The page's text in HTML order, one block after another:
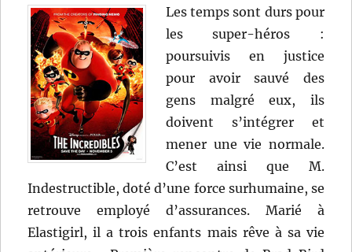
Les temps sont durs pour
les super-héros :
poursuivis en justice
pour avoir sauvé des
gens malgré eux, ils
doivent s’intégrer et
mener une vie normale.
C’est ainsi que M.
Indestructible, doté d’une force surhumaine, se
retrouve employé d’assurances. Marié à
Elastigirl, il a trois enfants mais rêve à sa vie